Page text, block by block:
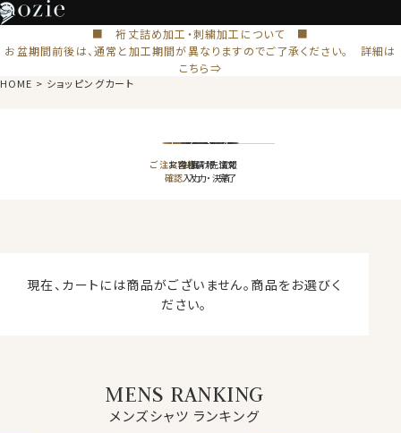
■ 裄丈詰め加工・刺繍加工について ■
お盆期間前後は、通常と加工期間が異なりますのでご了承ください。 詳細は
こちら⇒
HOME ショッピングカート
1
ご注文内容
確認
2
お客様情報
入力
3
お届け先情報
入力・決済
4
注文
完了
現在、カートには商品がございません。商品をお選びく
ださい。
MENS RANKING
メンズシャツ ランキング